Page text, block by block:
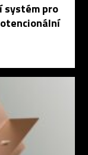
systém pro